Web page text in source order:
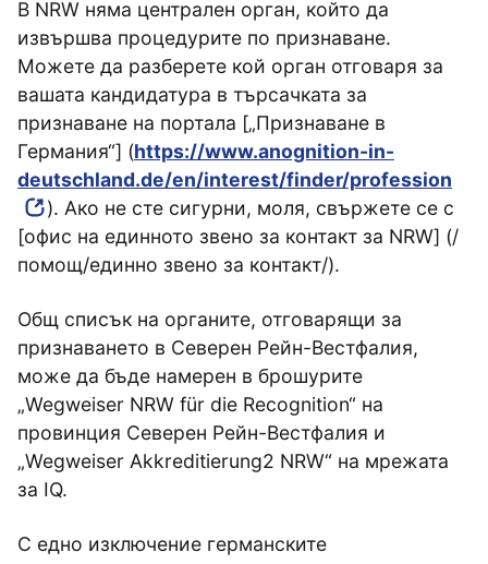
В NRW няма централен орган, който да
извършва процедурите по признаване.
Можете да разберете кой орган отговаря за
вашата кандидатура в търсачката за
признаване на портала [„Признаване в
Германия“] (https://www.anognition-in-
deutschland.de/en/interest/finder/profession
). Ако не сте сигурни, моля, свържете се с
[офис на единното звено за контакт за NRW] (/
помощ/единно звено за контакт/).
Общ списък на органите, отговарящи за
признаването в Северен Рейн-Вестфалия,
може да бъде намерен в брошурите
„Wegweiser NRW für die Recognition“ на
провинция Северен Рейн-Вестфалия и
„Wegweiser Akkreditierung2 NRW“ на мрежата
за IQ.
С едно изключение германските